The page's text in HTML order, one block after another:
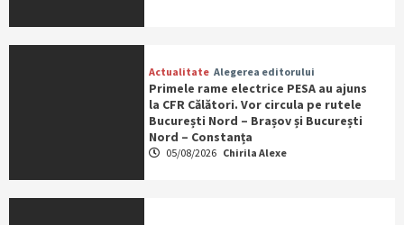
Actualitate Alegerea editorului
Primele rame electrice PESA au ajuns
la CFR Călători. Vor circula pe rutele
București Nord – Brașov și București
Nord – Constanța
05/08/2026 Chirila Alexe